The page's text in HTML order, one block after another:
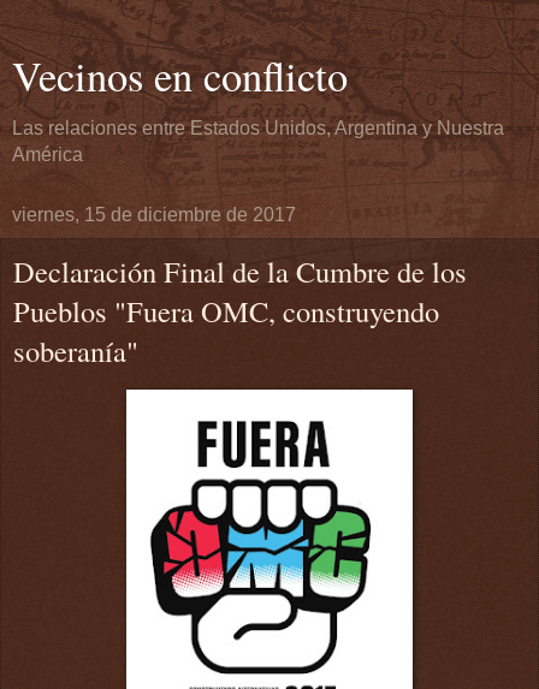
Vecinos en conflicto
Las relaciones entre Estados Unidos, Argentina y Nuestra
América
viernes, 15 de diciembre de 2017
Declaración Final de la Cumbre de los
Pueblos "Fuera OMC, construyendo
soberanía"